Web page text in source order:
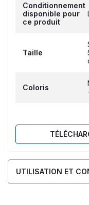
Conditionnement
disponible pour
ce produit
Taille
Coloris
UTILISATION ET